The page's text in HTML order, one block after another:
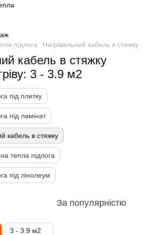
підлога Нагрівальний кабель в стяжку
кабель в стяжку
3 - 3.9 м2
під плитку
під ламінат
кабель в стяжку
тепла підлога
під лінолеум
За популярністю
3 - 3.9 м2